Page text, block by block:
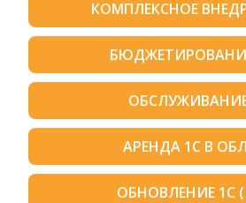
КОМПЛЕКСНОЕ
АРЕНДА 1С В
ОБНОВЛЕНИЕ 1С